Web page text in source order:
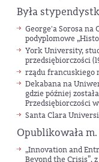
Była
George'a Sorosa
podyplomowe
York University,
przedsiębiorczości
rządu francuskiego
Dekabana na
gdzie później
Przedsiębiorczości
Santa Clara
Opublikowała m.
„Innovation and
Beyond the Crisis”,